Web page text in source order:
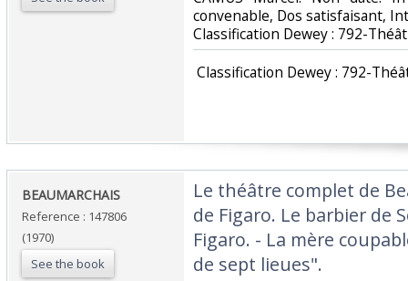
convenable, Dos satisfaisant,
Classification Dewey : 792-
Classification Dewey : 792-
‎BEAUMARCHAIS ‎
Reference : 147806
(1970)
See the book
‎Le théâtre complet de
de Figaro. Le barbier de
Figaro. - La mère
de sept lieues".‎